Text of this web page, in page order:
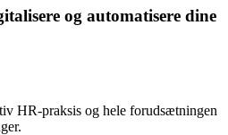
og automatisere dine
HR-praksis og hele forudsætningen